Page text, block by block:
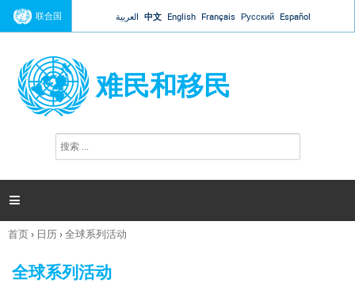
Jump to navigation
联合国 العربية 中文 English Français Русский Español
难民和移民
搜
索

你
这
首页› 日历›全球系列活动
全球系列活动